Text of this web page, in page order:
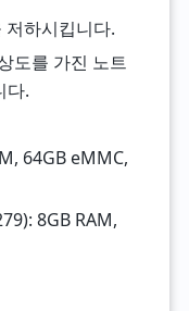
저하시킵니다.
도를 가진 노트
다.
64GB eMMC,
8GB RAM,